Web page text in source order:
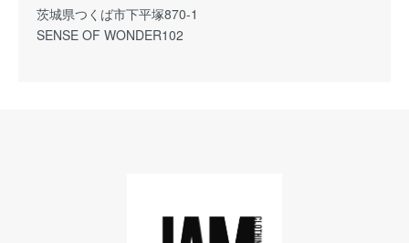
茨城県つくば市下平塚870-1
SENSE OF WONDER102